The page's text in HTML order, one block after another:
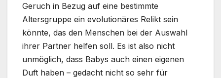
Geruch in Bezug auf eine bestimmte
Altersgruppe ein evolutionäres Relikt sein
könnte, das den Menschen bei der Auswahl
ihrer Partner helfen soll. Es ist also nicht
unmöglich, dass Babys auch einen eigenen
Duft haben – gedacht nicht so sehr für